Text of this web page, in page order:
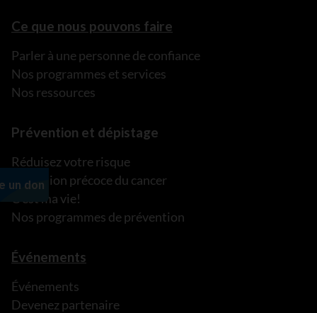
Ce que nous pouvons faire
Parler à une personne de confiance
Nos programmes et services
Nos ressources
Prévention et dépistage
Réduisez votre risque
Détection précoce du cancer
C’est ma vie!
Nos programmes de prévention
Événements
Événements
Devenez partenaire